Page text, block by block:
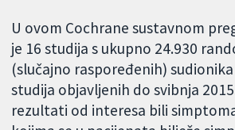
U ovom Cochrane sustavnom
je 16 studija s ukupno 24.930
(slučajno raspoređenih)
studija objavljenih do svibnja
rezultati od interesa bili